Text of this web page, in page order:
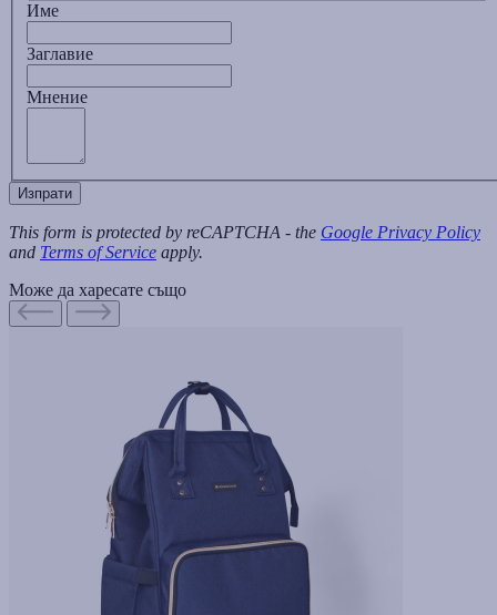
Име
Заглавиe
Мнение
Изпрати
This form is protected by reCAPTCHA - the Google Privacy Policy
and Terms of Service apply.
Може да харесате също